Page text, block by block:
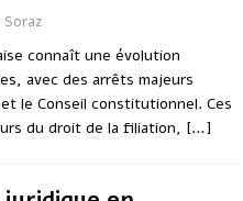
Soraz
connaît une évolution
avec des arrêts majeurs
le Conseil constitutionnel. Ces
du droit de la filiation, […]